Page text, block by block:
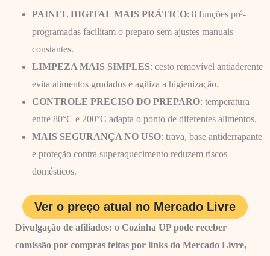
PAINEL DIGITAL MAIS PRÁTICO: 8 funções pré-
programadas facilitam o preparo sem ajustes manuais
constantes.
LIMPEZA MAIS SIMPLES: cesto removível antiaderente
evita alimentos grudados e agiliza a higienização.
CONTROLE PRECISO DO PREPARO: temperatura
entre 80°C e 200°C adapta o ponto de diferentes alimentos.
MAIS SEGURANÇA NO USO: trava, base antiderrapante
e proteção contra superaquecimento reduzem riscos
domésticos.
Ver o preço atual no Mercado Livre
Divulgação de afiliados: o Cozinha UP pode receber
comissão por compras feitas por links do Mercado Livre,